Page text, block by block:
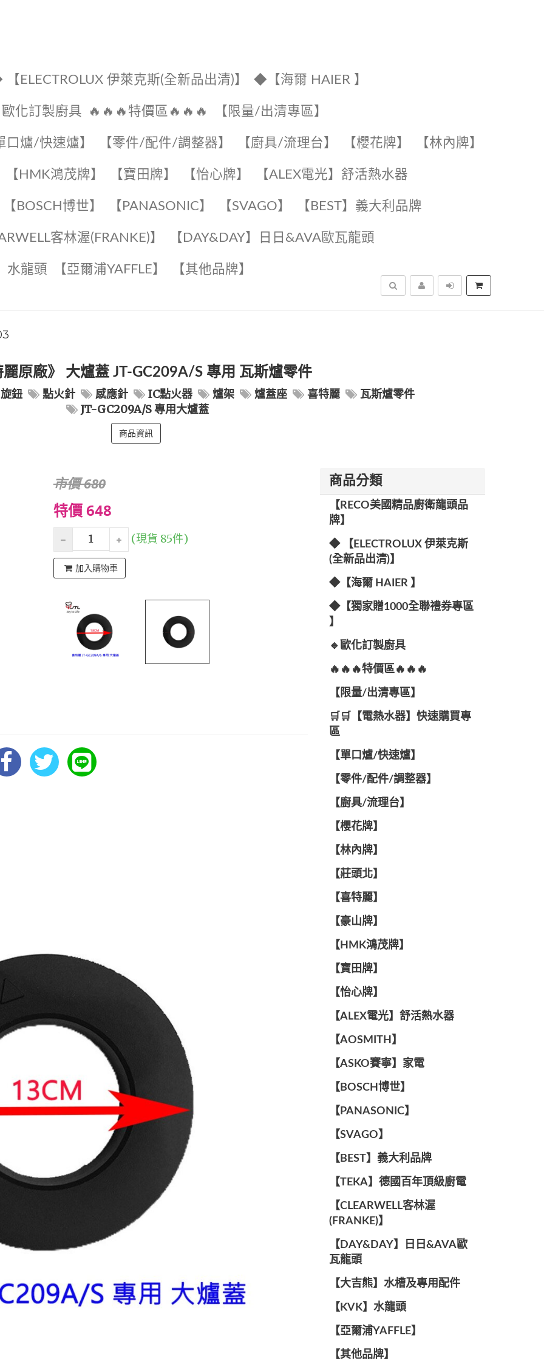
ELECTROLUX 伊萊克斯(全新品出清)】 ◆【海爾 HAIER 】
化訂製廚具 🔥🔥🔥特價區🔥🔥🔥 【限量/出清專區】
口爐/快速爐】 【零件/配件/調整器】 【廚具/流理台】 【櫻花牌】 【林內牌】
【HMK鴻茂牌】 【寶田牌】 ️【怡心牌】️ ️️【ALEX電光】舒活熱水器️️
【BOSCH博世】 ️【PANASONIC】️ ️【SVAGO】️ ️【BEST】️義大利品牌
客林渥(FRANKE)】️ ️【DAY&DAY】️日日&AVA歐瓦龍頭
水龍頭️ 【亞爾浦YAFFLE】 ️【其他品牌】️
搜尋
原廠》 大爐蓋 JT-GC209A/S 專用 瓦斯爐零件
旋鈕 點火針 感應針 IC點火器 爐架 爐蓋座 喜特麗
瓦斯爐零件
JT-GC209A/S 專用大爐蓋
商品資訊
市價 680
特價 648
(現貨 85件)
加入購物車
商品分類
【RECO美國精品廚衛龍頭品
牌】
◆ 【ELECTROLUX 伊萊克斯
(全新品出清)】
◆【海爾 HAIER 】
◆【獨家贈1000全聯禮券專區
】
🔹歐化訂製廚具
🔥🔥🔥特價區🔥🔥🔥
【限量/出清專區】
🛒🛒【電熱水器】快速購買專
區
【單口爐/快速爐】
【零件/配件/調整器】
【廚具/流理台】
【櫻花牌】
【林內牌】
【莊頭北】
【喜特麗】
【豪山牌】
【HMK鴻茂牌】
【寶田牌】
️【怡心牌】️
️️【ALEX電光】舒活熱水器️️
【AOSMITH】
【ASKO賽寧】家電
【BOSCH博世】
️【PANASONIC】️
️【SVAGO】️
️【BEST】️義大利品牌
️【TEKA】️德國百年頂級廚電
️【CLEARWELL客林渥
(FRANKE)】️
️【DAY&DAY】️日日&AVA歐
瓦龍頭
【大吉熊】水槽及專用配件
️【KVK】水龍頭️
【亞爾浦YAFFLE】
️【其他品牌】️